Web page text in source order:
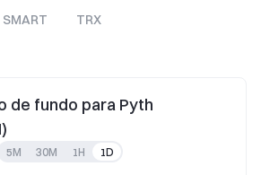
SMART TRX
de fundo para Pyth
5M 30M 1H 1D